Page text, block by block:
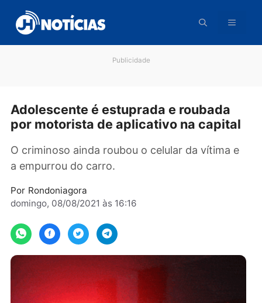
para
conteúdo
Adolescente é estuprada e roubada
O criminoso ainda roubou o celular da vítima
a empurrou do carro.
Por
Rondoniagora
domingo, 08/08/2021 às 16:16